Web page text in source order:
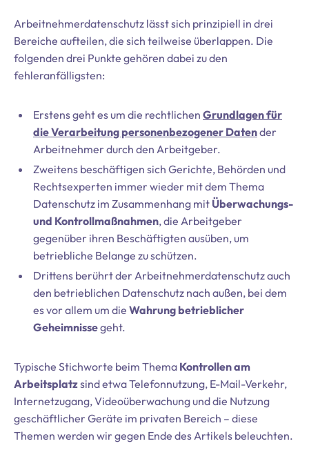
Arbeitnehmerdatenschutz lässt sich prinzipiell in drei
Bereiche aufteilen, die sich teilweise überlappen. Die
folgenden drei Punkte gehören dabei zu den
fehleranfälligsten:
Erstens geht es um die rechtlichen Grundlagen für
die Verarbeitung personenbezogener Datender
Arbeitnehmer durch den Arbeitgeber.
Zweitens beschäftigen sich Gerichte, Behörden und
Rechtsexperten immer wieder mit dem Thema
Datenschutz im Zusammenhang mit Überwachungs-
und Kontrollmaßnahmen, die Arbeitgeber
gegenüber ihren Beschäftigten ausüben, um
betriebliche Belange zu schützen.
Drittens berührt der Arbeitnehmerdatenschutz auch
den betrieblichen Datenschutz nach außen, bei dem
es vor allem um die Wahrung betrieblicher
Geheimnissegeht.
Typische Stichworte beim Thema Kontrollen am
Arbeitsplatzsind etwa Telefonnutzung, E-Mail-Verkehr,
Internetzugang, Videoüberwachung und die Nutzung
geschäftlicher Geräte im privaten Bereich – diese
Themen werden wir gegen Ende des Artikels beleuchten.